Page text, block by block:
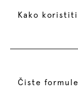
Kako koristiti
Čiste formule